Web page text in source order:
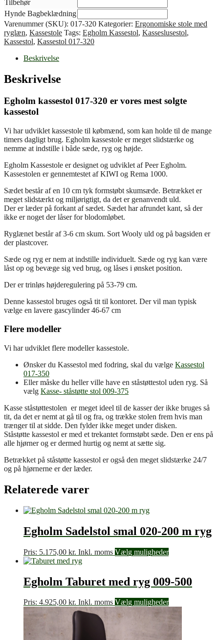
Tilbehør
Hynde Bagbeklædning
Varenummer (SKU): 017-320 Kategorier: Ergonomiske stole med
ryglæn, Kassestole Tags: Egholm Kassestol, Kasseslusestol,
Kassestol, Kassestol 017-320
Beskrivelse
Beskrivelse
Egholm kassestol 017-320 er vores mest solgte
kassestol
Vi har udviklet kassestole til købmænd, som kan holde til de mange
timers dagligt brug. Egholm kassestole er meget slidstærke og
nemme at indstille i både sæde, ryg og højde.
Egholm Kassestole er designet og udviklet af Peer Egholm.
Kassestolen er gennemtestet af KIWI og Rema 1000.
Sædet består af en 10 cm tyk formstøbt skumsæde. Betrækket er
meget slidstærkt og miljørigtigt, da det er genanvendt uld.
Der er læder på forkant af sædet. Sædet har afrundet kant, så der
ikke er noget der låser for blodomløbet.
Ryglænet består af 3-6 cm skum. Sort Wooly uld og på bagsiden er
der plastcover.
Sæde og ryg er nem at indstille individuelt. Sæde og ryg kan være
låst op og bevæge sig ved brug, og låses i ønsket position.
Der er trinløs højderegulering på 53-79 cm.
Denne kassestol bruges også tit til kontoret. Der vil man typisk
vælge en lavere gascylinder 46-67 cm
Flere modeller
Vi har udviklet flere modeller kassestole.
Ønsker du Kassestol med fodring, skal du vælge Kassestol
017-350
Eller måske du heller ville have en ståstøttestol uden ryg. Så
vælg Kasse- ståstøtte stol 009-375
Kasse ståstøttestolen er meget ideel til de kasser der ikke bruges så
tit, da det er nemt at gå til og fra, og trække stolen frem hvis man
trænger til at sidde. Den fylder ikke meget under disken.
Ståstøtte kassestol er med et trekantet formstøbt sæde. Den er ens på
alle hjørner og er dermed hurtig og nemt at sætte sig.
Betrækket på ståstøtte kassestol er også den meget slidstærke 24/7
og på hjørnerne er der læder.
Relaterede varer
Egholm Sadelstol smal 020-200 m ryg
Pris: 5.175,00 kr. Inkl. moms Vælg muligheder
Egholm Taburet med ryg 009-500
Pris: 4.925,00 kr. Inkl. moms Vælg muligheder